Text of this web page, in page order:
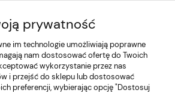
funkcjonalność i wzornictwo
To propozycja dla tych, którzy lubią rzeczy z
i pełne opowieści.
prywatność
im technologie umożliwiają poprawne
nam dostosować ofertę do Twoich
wykorzystanie przez nas
i przejść do sklepu lub dostosować
preferencji, wybierając opcję "Dostosuj